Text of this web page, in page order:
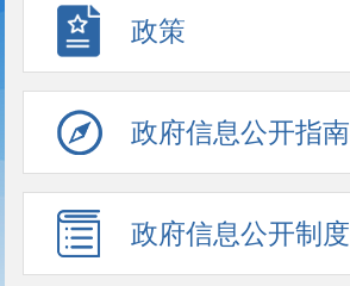
政策
政府信息公开指南
政府信息公开制度